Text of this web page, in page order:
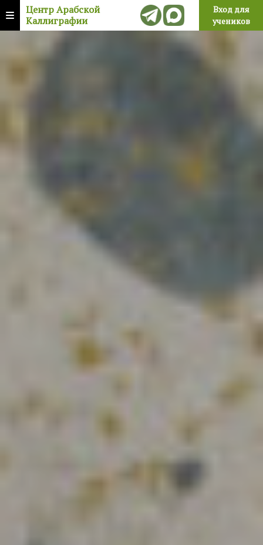
Центр Арабской
Каллиграфии
Вход для
учеников